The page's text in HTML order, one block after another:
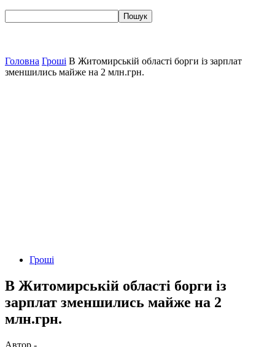
Головна Гроші В Житомирській області борги із зарплат
зменшились майже на 2 млн.грн.
Гроші
В Житомирській області борги із
зарплат зменшились майже на 2
млн.грн.
Автор -